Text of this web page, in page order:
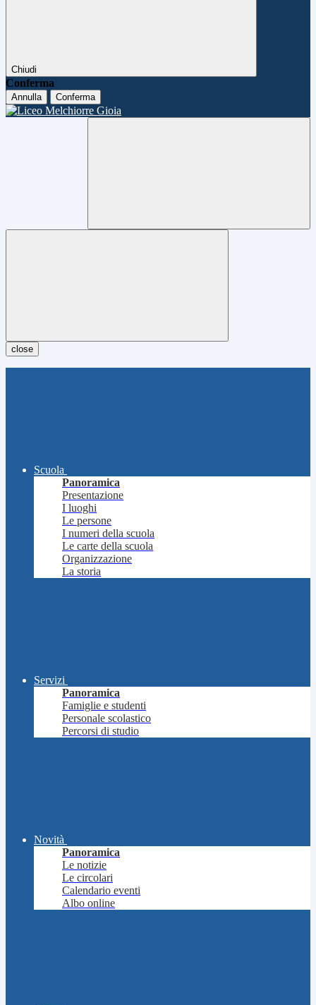
Chiudi
Conferma
Annulla Conferma
close
Scuola
Panoramica
Presentazione
I luoghi
Le persone
I numeri della scuola
Le carte della scuola
Organizzazione
La storia
Servizi
Panoramica
Famiglie e studenti
Personale scolastico
Percorsi di studio
Novità
Panoramica
Le notizie
Le circolari
Calendario eventi
Albo online